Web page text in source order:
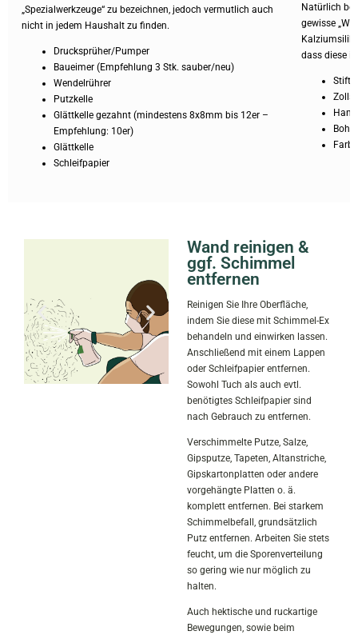
„Spezialwerkzeuge“ zu bezeichnen, jedoch vermutlich auch
nicht in jedem Haushalt zu finden.
Drucksprüher/Pumper
Baueimer (Empfehlung 3 Stk. sauber/neu)
Wendelrührer
Putzkelle
Glättkelle gezahnt (mindestens 8x8mm bis 12er –
Empfehlung: 10er)
Glättkelle
Schleifpapier
Natürlich
gewisse
dass diese
Stift
Wand reinigen &
ggf. Schimmel
entfernen
Reinigen Sie Ihre Oberfläche,
indem Sie diese mit Schimmel-Ex
behandeln und einwirken lassen.
Anschließend mit einem Lappen
oder Schleifpapier entfernen.
Sowohl Tuch als auch evtl.
benötigtes Schleifpapier sind
nach Gebrauch zu entfernen.
Verschimmelte Putze, Salze,
Gipsputze, Tapeten, Altanstriche,
Gipskartonplatten oder andere
vorgehängte Platten o. ä.
komplett entfernen. Bei starkem
Schimmelbefall, grundsätzlich
Putz entfernen. Arbeiten Sie stets
feucht, um die Sporenverteilung
so gering wie nur möglich zu
halten.
Auch hektische und ruckartige
Bewegungen, sowie beim